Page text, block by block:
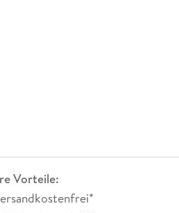
Vorteile: